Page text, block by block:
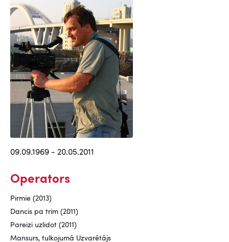
09.09.1969 - 20.05.2011
Operators
Pirmie (2013)
Dancis pa trim (2011)
Pareizi uzlidot (2011)
Mansurs, tulkojumā Uzvarētājs